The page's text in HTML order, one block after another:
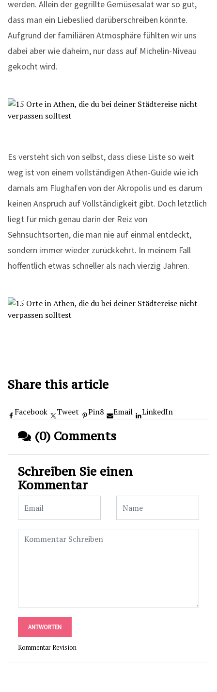
werden. Allein der gegrillte Gemüsesalat war so gut,
dass man ein Liebeslied darüberschreiben könnte.
Aufgrund der familiären Atmosphäre fühlten wir uns
dabei aber wie daheim, nur dass auf Michelin-Niveau
gekocht wird.
Es versteht sich von selbst, dass diese Liste so weit
weg ist von einem vollständigen Athen-Guide wie ich
damals am Flughafen von der Akropolis und es darum
keinen Anspruch auf Vollständigkeit gibt. Doch letztlich
liegt für mich genau darin der Reiz von
Sehnsuchtsorten, die man nie auf einmal entdeckt,
sondern immer wieder zurückkehrt. In meinem Fall
hoffentlich etwas schneller als nach vierzig Jahren.
Share this article
Facebook Tweet Pin8 Email LinkedIn
(0) Comments
Schreiben Sie einen
Kommentar
ANTWORTEN
Kommentar Revision